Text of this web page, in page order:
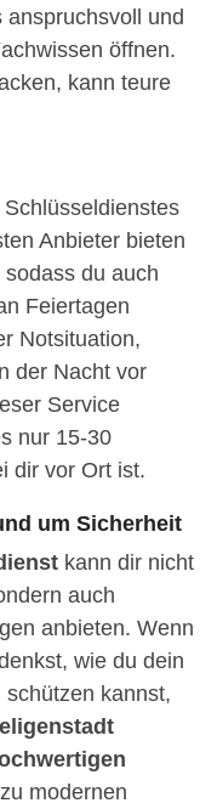
und
öffnen.
kann teure
Anbieter bieten
du auch
Feiertagen
Notsituation,
der Nacht vor
Service
nur 15-30
dir vor Ort ist.
um Sicherheit
kann dir nicht
auch
anbieten. Wenn
wie du dein
kannst,
modernen